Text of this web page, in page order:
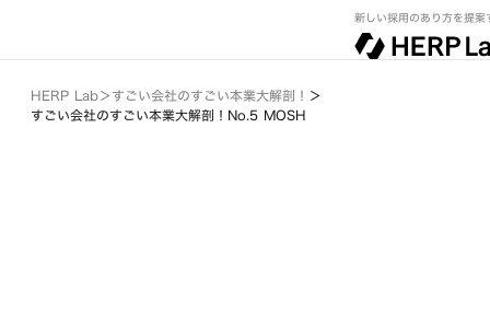
新しい採用のあり方を提案
HERP Lab＞すごい会社のすごい本業大解剖！ ＞
すごい会社のすごい本業大解剖！No.5 MOSH